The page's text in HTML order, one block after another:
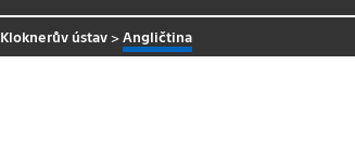
Kloknerův ústav > Angličtina